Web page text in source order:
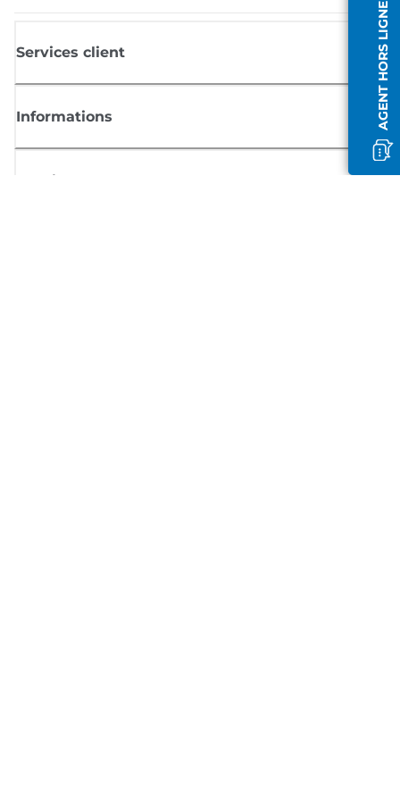
AGENT HORS LIGNE
Services client
Informations
Boutique